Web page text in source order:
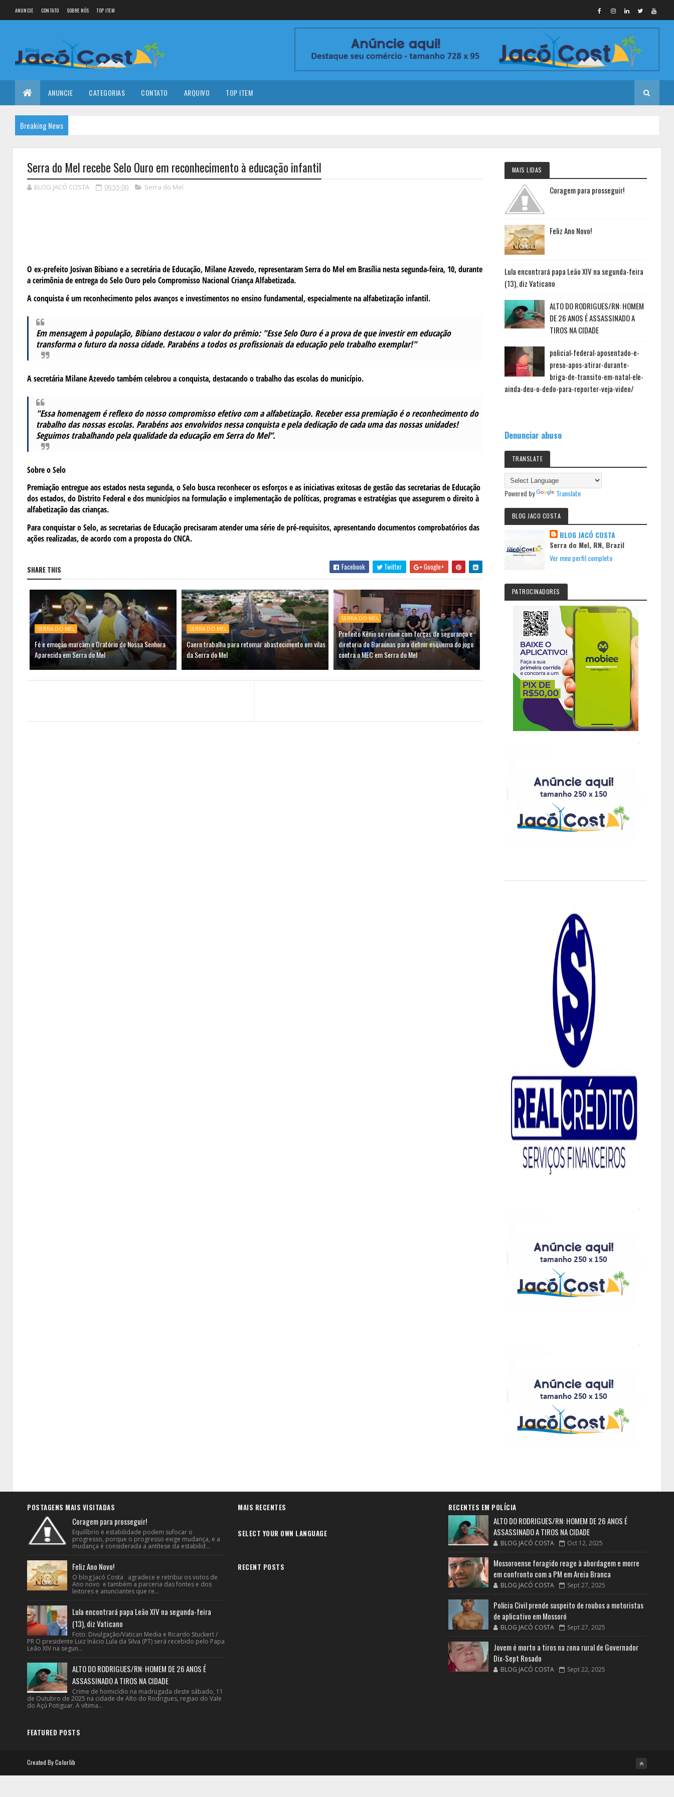
ANUNCIE CONTATO SOBRE NÓS TOP ITEM
ANUNCIE CATEGORIAS CONTATO ARQUIVO TOP ITEM
Breaking News
Serra do Mel recebe Selo Ouro em reconhecimento à educação infantil
BLOG JACÓ COSTA 06:55:00 Serra do Mel
O ex-prefeito Josivan Bibiano e a secretária de Educação, Milane Azevedo, representaram Serra do Mel em Brasília nesta segunda-feira, 10, durante
a cerimônia de entrega do Selo Ouro pelo Compromisso Nacional Criança Alfabetizada.
A conquista é um reconhecimento pelos avanços e investimentos no ensino fundamental, especialmente na alfabetização infantil.
Em mensagem à população, Bibiano destacou o valor do prêmio: "Esse Selo Ouro é a prova de que investir em educação
transforma o futuro da nossa cidade. Parabéns a todos os profissionais da educação pelo trabalho exemplar!"
A secretária Milane Azevedo também celebrou a conquista, destacando o trabalho das escolas do município.
"Essa homenagem é reflexo do nosso compromisso efetivo com a alfabetização. Receber essa premiação é o reconhecimento do
trabalho das nossas escolas. Parabéns aos envolvidos nessa conquista e pela dedicação de cada uma das nossas unidades!
Seguimos trabalhando pela qualidade da educação em Serra do Mel”.
Sobre o Selo
Premiação entregue aos estados nesta segunda, o Selo busca reconhecer os esforços e as iniciativas exitosas de gestão das secretarias de Educação
dos estados, do Distrito Federal e dos municípios na formulação e implementação de políticas, programas e estratégias que assegurem o direito à
alfabetização das crianças.
Para conquistar o Selo, as secretarias de Educação precisaram atender uma série de pré-requisitos, apresentando documentos comprobatórios das
ações realizadas, de acordo com a proposta do CNCA.
SHARE THIS Facebook Twitter Google+
SERRA DO MEL
Fé e emoção marcam o Oratório de Nossa Senhora
Aparecida em Serra do Mel
SERRA DO MEL
Caern trabalha para retomar abastecimento em vilas
da Serra do Mel
SERRA DO MEL
Prefeito Kênio se reúne com forças de segurança e
diretoria do Baraúnas para definir esquema do jogo
contra o MEC em Serra do Mel
MAIS LIDAS
Coragem para prosseguir!
Feliz Ano Novo!
Lula encontrará papa Leão XIV na segunda-feira
(13), diz Vaticano
ALTO DO RODRIGUES/RN: HOMEM
DE 26 ANOS É ASSASSINADO A
TIROS NA CIDADE
policial-federal-aposentado-e-
preso-apos-atirar-durante-
briga-de-transito-em-natal-ele-
ainda-deu-o-dedo-para-reporter-veja-video/
Denunciar abuso
TRANSLATE
Powered by Translate
BLOG JACO COSTA
BLOG JACÓ COSTA
Serra do Mel, RN, Brazil
Ver meu perfil completo
PATROCINADORES
POSTAGENS MAIS VISITADAS
Coragem para prosseguir!
Equilíbrio e estabilidade podem sufocar o
progresso, porque o progresso exige mudança, e a
mudança é considerada a antítese da estabilid...
Feliz Ano Novo!
O blog Jacó Costa agradece e retribui os votos de
Ano novo e também a parceria das fontes e dos
leitores e anunciantes que re...
Lula encontrará papa Leão XIV na segunda-feira
(13), diz Vaticano
Foto: Divulgação/Vatican Media e Ricardo Stuckert /
PR O presidente Luiz Inácio Lula da Silva (PT) será recebido pelo Papa
Leão XIV na segun...
ALTO DO RODRIGUES/RN: HOMEM DE 26 ANOS É
ASSASSINADO A TIROS NA CIDADE
Crime de homicídio na madrugada deste sábado, 11
de Outubro de 2025 na cidade de Alto do Rodrigues, regiao do Vale
do Açú Potiguar. A vítima...
FEATURED POSTS
MAIS RECENTES
SELECT YOUR OWN LANGUAGE
RECENT POSTS
RECENTES EM POLÍCIA
ALTO DO RODRIGUES/RN: HOMEM DE 26 ANOS É
ASSASSINADO A TIROS NA CIDADE
BLOG JACÓ COSTA Oct 12, 2025
Mossoroense foragido reage à abordagem e morre
em confronto com a PM em Areia Branca
BLOG JACÓ COSTA Sept 27, 2025
Polícia Civil prende suspeito de roubos a motoristas
de aplicativo em Mossoró
BLOG JACÓ COSTA Sept 27, 2025
Jovem é morto a tiros na zona rural de Governador
Dix-Sept Rosado
BLOG JACÓ COSTA Sept 22, 2025
Created ByColorlib